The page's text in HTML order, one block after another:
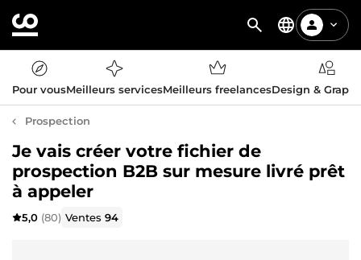
Pour vousMeilleurs servicesMeilleurs freelancesDesign &
Prospection
Je vais créer votre fichier de
prospection B2B sur mesure livré prêt
à appeler
5,0 (80) Ventes94